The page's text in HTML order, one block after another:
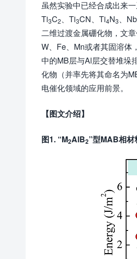
虽然实验中已经合成出来
Ti3C2、Ti3CN、Ti4N3、Nb
二维过渡金属硼化物，文
W、Fe、Mn或者其固溶体
中的MB层与Al层交替堆垛
化物（并率先将其命名为
电催化领域的应用前景。
【图文介绍】
图1. “M2AlB2”型MAB相材